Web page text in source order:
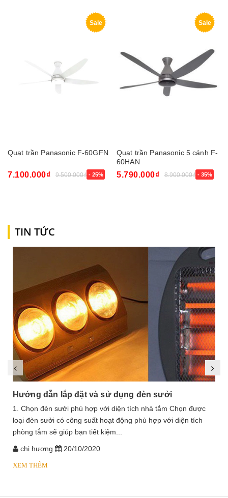
Sale
Quạt trần Panasonic F-60GFN
7.100.000₫ 9.500.000₫ - 25%
Sale
Quạt trần Panasonic 5 cánh F-
60HAN
5.790.000₫ 8.900.000₫ - 35%
TIN TỨC
Hướng dẫn lắp đặt và sử dụng đèn sưởi
1. Chọn đèn sưởi phù hợp với diện tích nhà tắm Chọn được
loại đèn sưởi có công suất hoạt động phù hợp với diện tích
phòng tắm sẽ giúp bạn tiết kiệm...
chị hương 20/10/2020
XEM THÊM